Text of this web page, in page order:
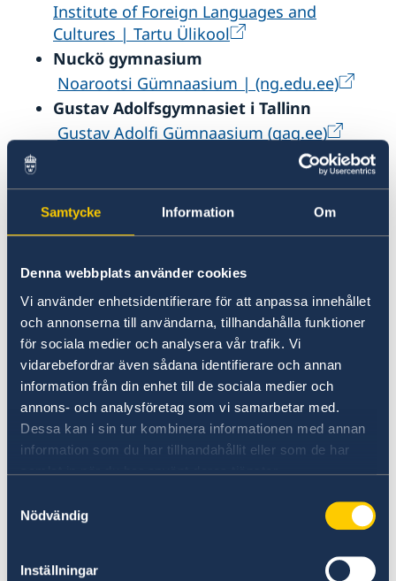
Samtycke Information Om
Denna webbplats använder cookies
Vi använder enhetsidentifierare för att anpassa innehållet
och annonserna till användarna, tillhandahålla funktioner
för sociala medier och analysera vår trafik. Vi
vidarebefordrar även sådana identifierare och annan
information från din enhet till de sociala medier och
annons- och analysföretag som vi samarbetar med.
Dessa kan i sin tur kombinera informationen med annan
information som du har tillhandahållit eller som de har
samlat in när du har använt deras tjänster.
Nödvändig
Inställningar
Institute of Foreign Languages and
Cultures | Tartu Ülikool
Nuckö gymnasium
Noarootsi Gümnaasium | (ng.edu.ee)
Gustav Adolfsgymnasiet i Tallinn
Gustav Adolfi Gümnaasium (gag.ee)
ERKOS | Rootsi Keele Õpetajate Selts
Svenska Odlingens Vänner i Estland
Svenska Odlingens Vänner (sov.ee)
i Estland
Norden.ee
Stockholm Environment Institute Tallinn
SEI Tallinn | SEI
Samarbetsfonden Sverige - Estland
Samarbetsfonden Sverige - Estland
Svenskar i Världen, SVIV
Estland - Svenskar i Världen (sviv.se)
är en ideell organisation som stödjer de
cirka 660 000 svenskar som studerar,
arbetar och bor utomlands, men också de